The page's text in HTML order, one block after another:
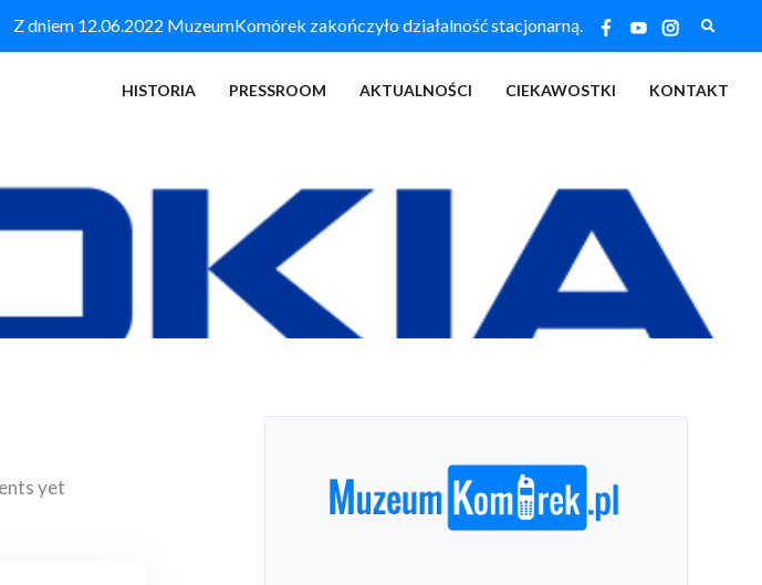
Z dniem 12.06.2022 MuzeumKomórek zakończyło działalność stacjonarną.
HISTORIA PRESSROOM AKTUALNOŚCI CIEKAWOSTKI KONTAKT
yet